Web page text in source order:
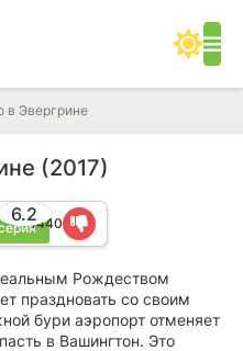
в Эвергрине
(2017)
6.21440
Рождеством
праздновать со своим
бури аэропорт отменяет
в Вашингтон. Это